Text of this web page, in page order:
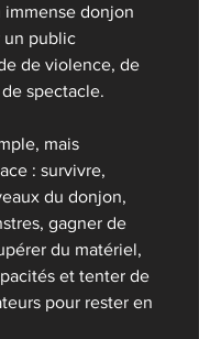
donjon
un public
de violence, de
spectacle.
mais
: survivre,
du donjon,
gagner de
du matériel,
et tenter de
pour rester en